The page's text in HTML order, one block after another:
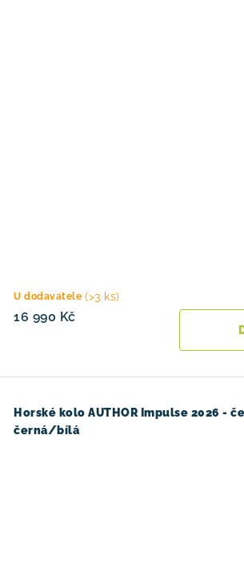
U dodavatele (>3 ks)
16 990 Kč
Horské kolo AUTHOR Impulse 2026 -
černá/bílá